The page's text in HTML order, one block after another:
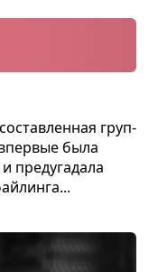
груп­
была
пред­уга­дала